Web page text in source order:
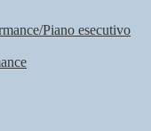
Piano esecutivo